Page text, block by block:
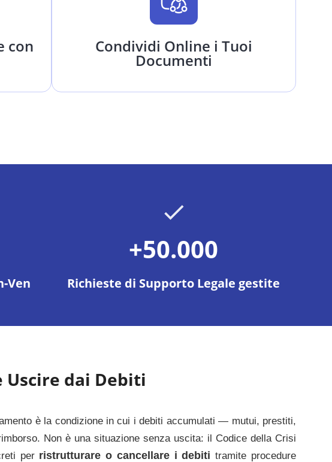
con Condividi Online i Tuoi
Documenti
Ven
+50.000
Richieste di Supporto Legale gestite
Uscire dai Debiti
è la condizione in cui i debiti accumulati — mutui, prestiti,
Non è una situazione senza uscita: il Codice della Crisi
per ristrutturare o cancellare i debiti tramite procedure